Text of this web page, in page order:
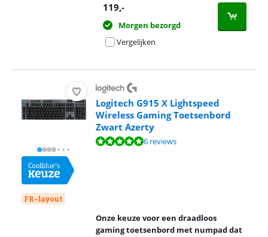
119,-
Morgen bezorgd
Vergelijken
FR-layout
Logitech G915 X Lightspeed
Wireless Gaming Toetsenbord
Zwart Azerty
Beoordeling is 9,7 van de 10, gebaseerd op 6 reviews.
6 reviews
Onze keuze voor een draadloos
gaming toetsenbord met numpad dat